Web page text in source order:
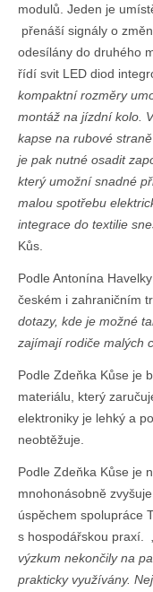
modulů. Jeden je
přenáší signály o
odesílány do druhého
řídí svit LED diod
kompaktní rozměry
montáž na jízdní kolo.
kapse na rubové
je pak nutné osadit
který umožní snadné
malou spotřebu
integrace do textilie
Kůs.
Podle Antonína
českém i zahraničním
dotazy, kde je možné
zajímají rodiče malých
Podle Zdeňka Kůse je
materiálu, který
elektroniky je lehký a
neobtěžuje.
Podle Zdeňka Kůse je
mnohonásobně
úspěchem spolupráce
s hospodářskou praxí. „
výzkum nekončily na
prakticky využívány.